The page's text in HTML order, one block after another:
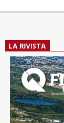
LA RIVISTA